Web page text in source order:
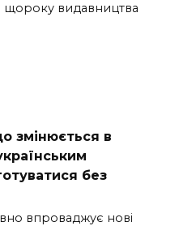
видавництва
змінюється в
без
впроваджує нові